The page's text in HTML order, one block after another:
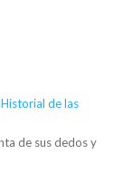
de las
de sus dedos y